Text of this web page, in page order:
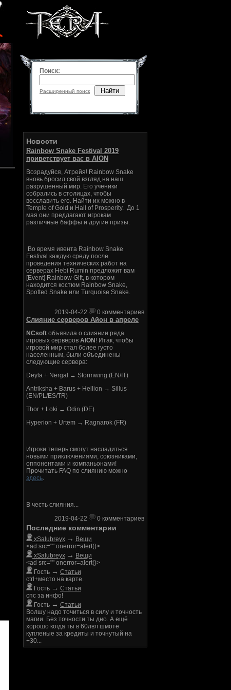
Поиск:
Расширенный поиск Найти
Новости
Rainbow Snake Festival 2019
приветствует вас в AION
Возрадуйся, Атрейя! Rainbow Snake
вновь бросил свой взгляд на наш
разрушенный мир. Его ученики
собрались в столицах, чтобы
восславить его. Найти их можно в
Temple of Gold и Hall of Prosperity. До 1
мая они предлагают игрокам
различные баффы и другие призы.
Во время ивента Rainbow Snake
Festival каждую среду после
проведения технических работ на
серверах Hebi Rumin предложит вам
[Event] Rainbow Gift, в котором
находится костюм Rainbow Snake,
Spotted Snake или Turquoise Snake.
2019-04-22 0 комментариев
Слияние серверов Айон в апреле
NCsoft объявила о слиянии ряда
игровых серверов AION ! Итак, чтобы
игровой мир стал более густо
населенным, были объединены
следующие сервера:
Deyla + Nergal → Stormwing (EN/IT)
Antriksha + Barus + Hellion → Sillus
(EN/PL/ES/TR)
Thor + Loki → Odin (DE)
Hyperion + Urtem → Ragnarok (FR)
Игроки теперь смогут насладиться
новыми приключениями, союзниками,
оппонентами и компаньонами!
Прочитать FAQ по слиянию можно
здесь.
В честь слияния...
2019-04-22
0 комментариев
Последние комментарии
xSalubreyx → Вещи
<ad src="" onerror=alert()>
xSalubreyx → Вещи
<ad src="" onerror=alert()>
Гость → Статьи
ctrl+место на карте.
Гость → Статьи
спс за инфо!
Гость → Статьи
Волшу надо точиться в силу и точность
магии. Без точности ты дно. А ещё
хорошо когда ты в 60лвл шмоте
купленые за кредиты и точнутый на
+30...